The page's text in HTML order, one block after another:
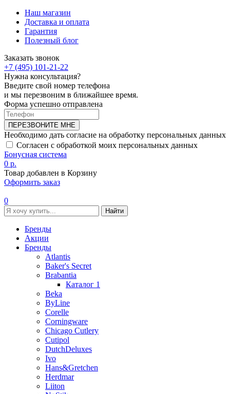
Наш магазин
Доставка и оплата
Гарантия
Полезный блог
Заказать звонок
+7 (495) 101-21-22
Нужна консультация?
Введите свой номер телефона
и мы перезвоним в ближайшее время.
Форма успешно отправлена
ПЕРЕЗВОНИТЕ МНЕ
Необходимо дать согласие на обработку персональных данных
Согласен с обработкой моих персональных данных
Бонусная система
0 р.
Товар добавлен в Корзину
Оформить заказ
0
Найти
Бренды
Акции
Бренды
Atlantis
Baker's Secret
Brabantia
Каталог 1
Beka
ByLine
Corelle
Corningware
Chicago Cutlery
Cutipol
DutchDeluxes
Ivo
Hans&Gretchen
Herdmar
Liiton